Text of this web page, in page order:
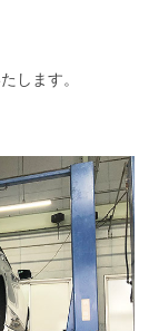
します。